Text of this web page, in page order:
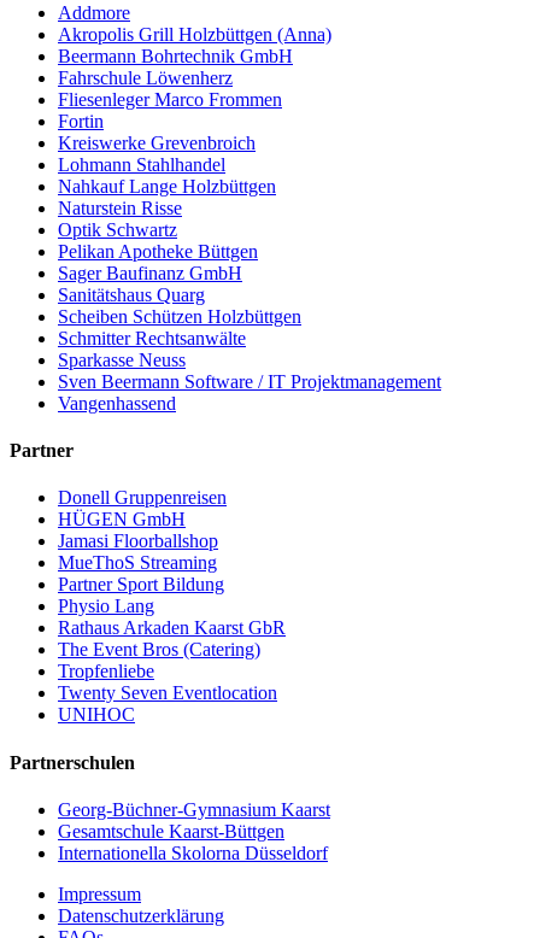
Addmore
Akropolis Grill Holzbüttgen (Anna)
Beermann Bohrtechnik GmbH
Fahrschule Löwenherz
Fliesenleger Marco Frommen
Fortin
Kreiswerke Grevenbroich
Lohmann Stahlhandel
Nahkauf Lange Holzbüttgen
Naturstein Risse
Optik Schwartz
Pelikan Apotheke Büttgen
Sager Baufinanz GmbH
Sanitätshaus Quarg
Scheiben Schützen Holzbüttgen
Schmitter Rechtsanwälte
Sparkasse Neuss
Sven Beermann Software / IT Projektmanagement
Vangenhassend
Partner
Donell Gruppenreisen
HÜGEN GmbH
Jamasi Floorballshop
MueThoS Streaming
Partner Sport Bildung
Physio Lang
Rathaus Arkaden Kaarst GbR
The Event Bros (Catering)
Tropfenliebe
Twenty Seven Eventlocation
UNIHOC
Partnerschulen
Georg-Büchner-Gymnasium Kaarst
Gesamtschule Kaarst-Büttgen
Internationella Skolorna Düsseldorf
Impressum
Datenschutzerklärung